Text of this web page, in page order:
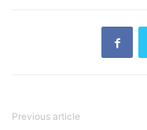
Previous article